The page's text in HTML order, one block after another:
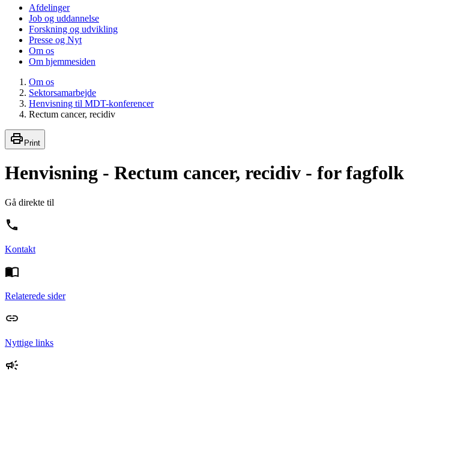
Afdelinger
Job og uddannelse
Forskning og udvikling
Presse og Nyt
Om os
Om hjemmesiden
Om os
Sektorsamarbejde
Henvisning til MDT-konferencer
Rectum cancer, recidiv
Print
Henvisning - Rectum cancer, recidiv - for fagfolk
Gå direkte til
Kontakt
Relaterede sider
Nyttige links